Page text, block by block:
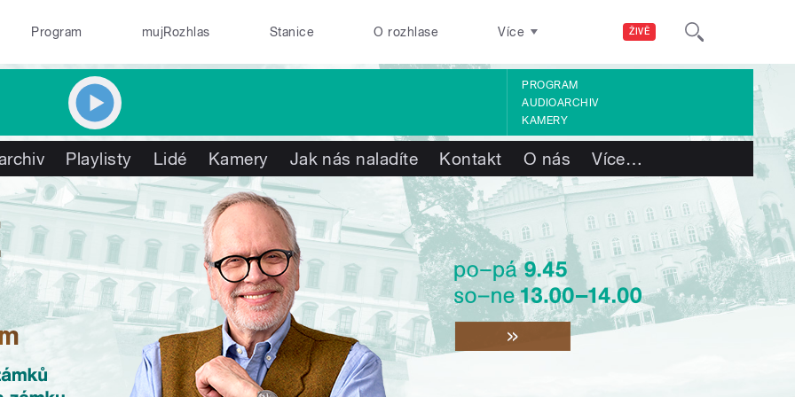
ŽIVĚ
Program mujRozhlas Stanice O rozhlase Více
PROGRAM
AUDIOARCHIV
KAMERY
Playlisty Lidé Kamery Jak nás naladíte Kontakt O nás Více…